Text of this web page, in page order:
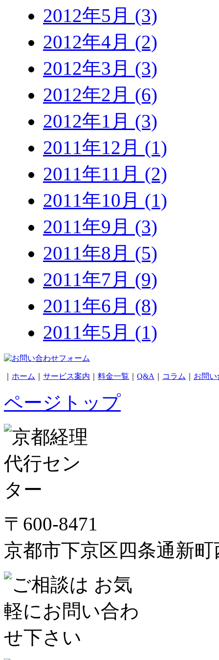
2012年5月 (3)
2012年4月 (2)
2012年3月 (3)
2012年2月 (6)
2012年1月 (3)
2011年12月 (1)
2011年11月 (2)
2011年10月 (1)
2011年9月 (3)
2011年8月 (5)
2011年7月 (9)
2011年6月 (8)
2011年5月 (1)
ホーム サービス案内 料金一覧 Q&A コラム お問
ページトップ
〒600-8471
京都市下京区四条通新